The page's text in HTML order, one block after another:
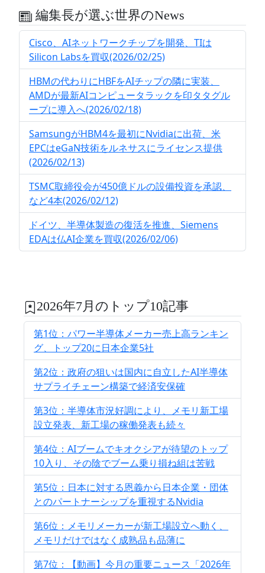
編集長が選ぶ世界のNews
Cisco、AIネットワークチップを開発、TIは
Silicon Labsを買収(2026/02/25)
HBMの代わりにHBFをAIチップの隣に実装、
AMDが最新AIコンピュータラックを印タタグル
ープに導入へ(2026/02/18)
SamsungがHBM4を最初にNvidiaに出荷、米
EPCはeGaN技術をルネサスにライセンス提供
(2026/02/13)
TSMC取締役会が450億ドルの設備投資を承認、
など4本(2026/02/12)
ドイツ、半導体製造の復活を推進、Siemens
EDAは仏AI企業を買収(2026/02/06)
2026年7月のトップ10記事
第1位：パワー半導体メーカー売上高ランキン
グ、トップ20に日本企業5社
第2位：政府の狙いは国内に自立したAI半導体
サプライチェーン構築で経済安保確
第3位：半導体市況好調により、メモリ新工場
設立発表、新工場の稼働発表も続々
第4位：AIブームでキオクシアが待望のトップ
10入り、その陰でブーム乗り損ね組は苦戦
第5位：日本に対する恩義から日本企業・団体
とのパートナーシップを重視するNvidia
第6位：メモリメーカーが新工場設立へ動く、
メモリだけではなく成熟品も品薄に
第7位：【動画】今月の重要ニュース「2026年